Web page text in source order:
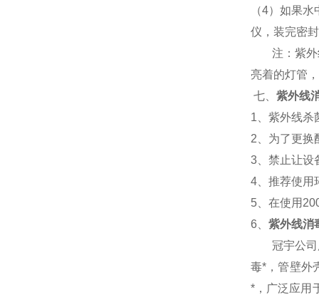
（4）如果水
仪，装完密
注：紫
亮着的灯管
七、 紫外线
1 、紫外线
2 、为了更
3、禁止让设
4、推荐使用
5、在使用
6
紫外线消
冠宇公
毒*，管壁外
*，广泛应用